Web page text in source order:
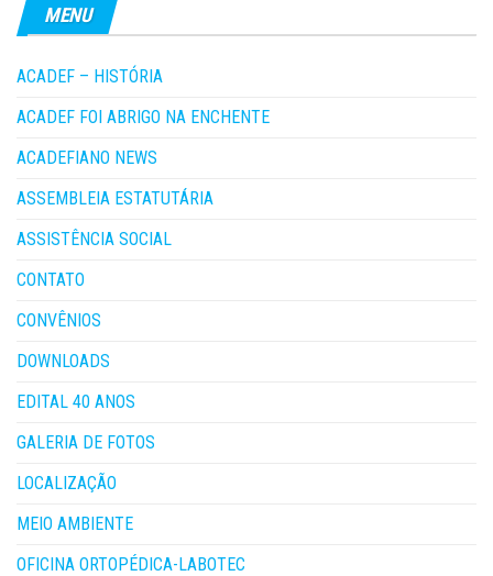
MENU
ACADEF – HISTÓRIA
ACADEF FOI ABRIGO NA ENCHENTE
ACADEFIANO NEWS
ASSEMBLEIA ESTATUTÁRIA
ASSISTÊNCIA SOCIAL
CONTATO
CONVÊNIOS
DOWNLOADS
EDITAL 40 ANOS
GALERIA DE FOTOS
LOCALIZAÇÃO
MEIO AMBIENTE
OFICINA ORTOPÉDICA-LABOTEC